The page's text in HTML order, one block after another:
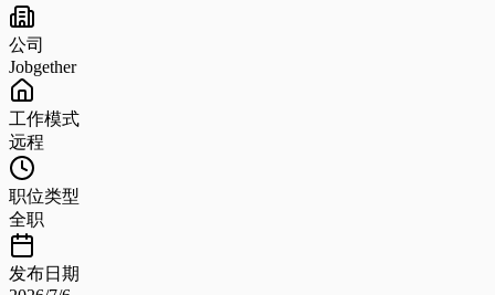
公司
Jobgether
工作模式
远程
职位类型
全职
发布日期